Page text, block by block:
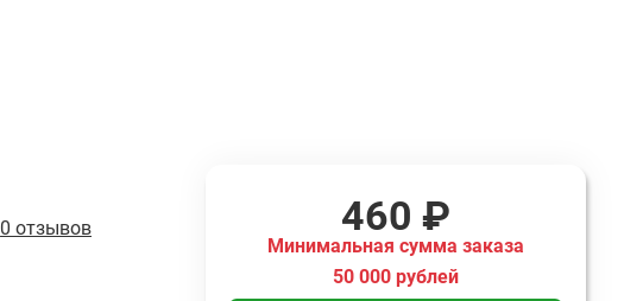
0 отзывов
460 ₽
Минимальная сумма заказа
50 000 рублей